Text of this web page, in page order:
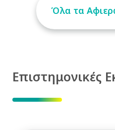
Όλα τα
Επιστημονικές